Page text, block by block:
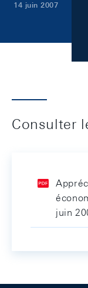
14 juin 2007
Consulter
juin